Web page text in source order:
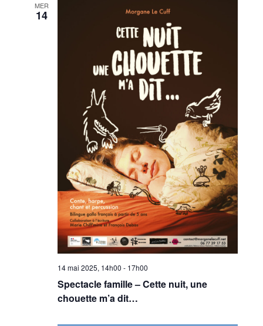
MER
14
14 mai 2025, 14h00 - 17h00
Spectacle famille – Cette nuit, une
chouette m’a dit…